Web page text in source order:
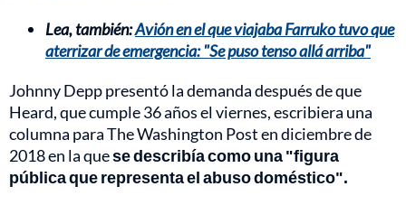
Lea, también:Avión en el que viajaba Farruko tuvo que
aterrizar de emergencia: "Se puso tenso allá arriba"
Johnny Depp presentó la demanda después de que
Heard, que cumple 36 años el viernes, escribiera una
columna para The Washington Post en diciembre de
2018 en la quese describía como una "figura
pública que representa el abuso doméstico".